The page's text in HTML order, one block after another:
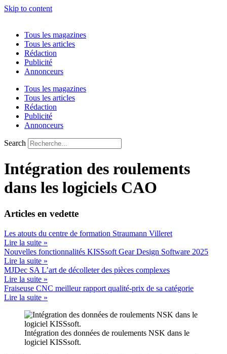
Skip to content
Tous les magazines
Tous les articles
Rédaction
Publicité
Annonceurs
Tous les magazines
Tous les articles
Rédaction
Publicité
Annonceurs
Search
Intégration des roulements
dans les logiciels CAO
Articles en vedette
Les atouts du centre de formation Straumann Villeret
Lire la suite »
Nouvelles fonctionnalités KISSsoft Gear Design Software 2025
Lire la suite »
MJDec SA L’art de décolleter des pièces complexes
Lire la suite »
Fraiseuse CNC meilleur rapport qualité-prix de sa catégorie
Lire la suite »
Intégration des données de roulements NSK dans le
logiciel KISSsoft.